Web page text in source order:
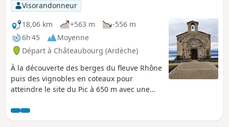
Visorandonneur
18,06 km
+563 m
-556 m
6h 45
Moyenne
Départ à Châteaubourg (Ardèche)
À la découverte des berges du fleuve Rhône
puis des vignobles en coteaux pour
atteindre le site du Pic à 650 m avec une
de profiter depuis Saint-Romain de
magnifiques vues dégagées.